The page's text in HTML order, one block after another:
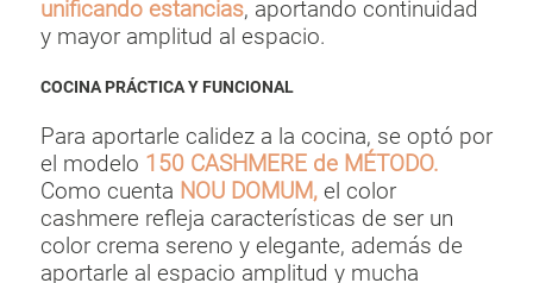
unificando estancias, aportando continuidad
y mayor amplitud al espacio.
COCINA PRÁCTICA Y FUNCIONAL
Para aportarle calidez a la cocina, se optó por
el modelo 150 CASHMERE de MÉTODO.
Como cuenta NOU DOMUM, el color
cashmere refleja características de ser un
color crema sereno y elegante, además de
aportarle al espacio amplitud y mucha